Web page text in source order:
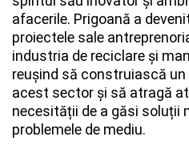
afacerile. Prigoană a
proiectele sale
industria de reciclare și
reușind să construiască
acest sector și să atragă
necesității de a găsi soluții
problemele de mediu.